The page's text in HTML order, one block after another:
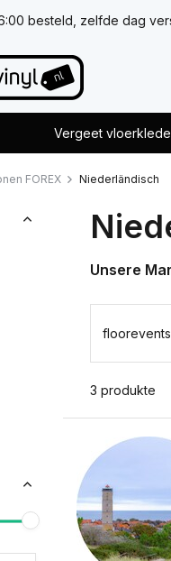
besteld, zelfde dag
Vergeet
FOREX Niederländisch
Unsere
3 produkte